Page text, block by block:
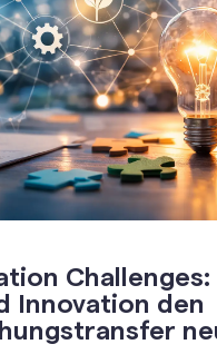
Innovation den